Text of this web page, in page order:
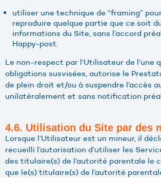
utiliser une technique de “framing”
reproduire quelque partie que ce soit
informations du Site, sans l’accord
Happy-post.
Le non-respect par l’Utilisateur de l’une
obligations susvisées, autorise le
de plein droit et/ou à suspendre l’accès
unilatéralement et sans notification
4.6. Utilisation du Site par des
Lorsque l’Utilisateur est un mineur, il
recueilli l’autorisation d’utiliser les
des titulaire(s) de l’autorité parentale le
que le(s) titulaire(s) de l’autorité